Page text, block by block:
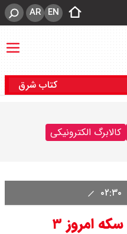
EN
AR
کتاب شرق
کالابرگ الکترونیکی
پیش بینی قیمت طلا و سکه امروز ۳